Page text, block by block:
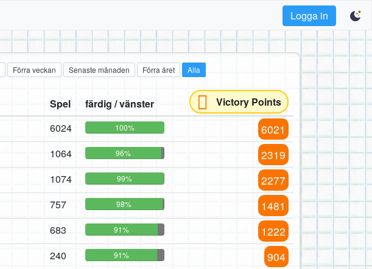
Logga in
Förra veckan Senaste månaden Förra året Alla
Spel färdig / vänster
Victory Points
6024 100% 6021
1064 96% 2319
1074 99% 2277
757 98% 1481
683 91% 1222
240 91% 904